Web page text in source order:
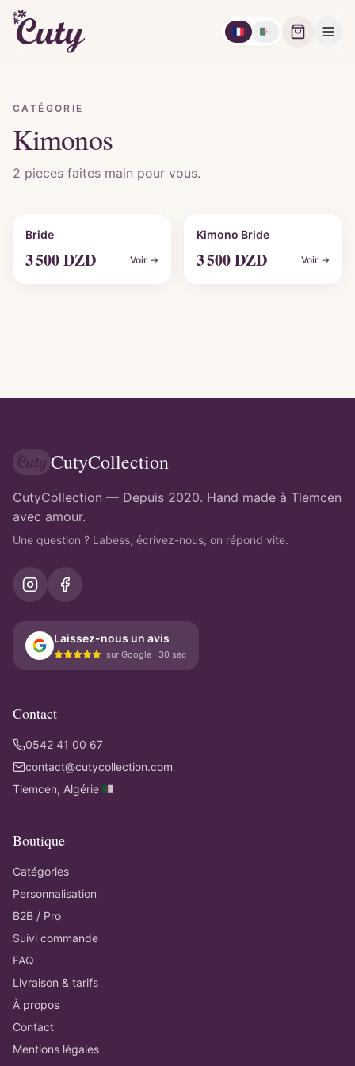
🇫🇷 🇩🇿
CATÉGORIE
Kimonos
2 pieces faites main pour vous.
Personnalisable
Bride
3 500DZD Voir →
Personnalisable
Kimono Bride
3 500DZD Voir →
CutyCollection
CutyCollection — Depuis 2020. Hand made à Tlemcen
avec amour.
Une question ? Labess, écrivez-nous, on répond vite.
Laissez-nous un avis
sur Google · 30 sec
Contact
0542 41 00 67
contact@cutycollection.com
Tlemcen, Algérie 🇩🇿
Boutique
Catégories
Personnalisation
B2B / Pro
Suivi commande
FAQ
Livraison & tarifs
À propos
Contact
Mentions légales